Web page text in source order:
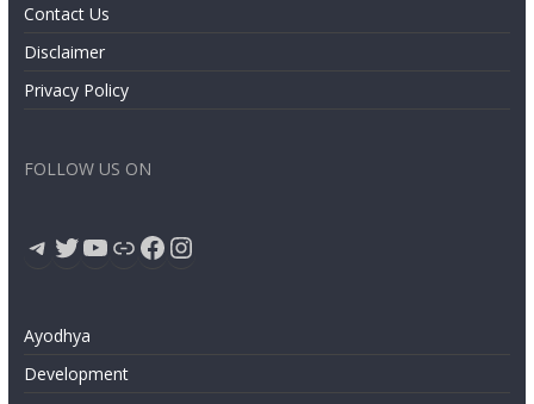
Contact Us
Disclaimer
Privacy Policy
FOLLOW US ON
Telegram
Twitter
YouTube
LinkFacebook
Instagram
Ayodhya
Development